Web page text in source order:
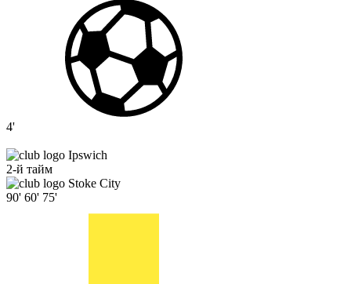
4'
Ipswich
2-й тайм
Stoke City
90' 60' 75'